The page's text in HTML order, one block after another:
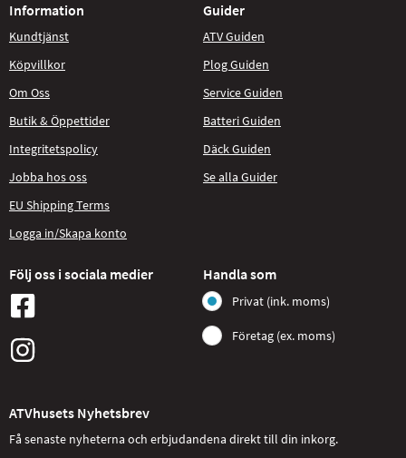
Information
Kundtjänst
Köpvillkor
Om Oss
Butik & Öppettider
Integritetspolicy
Jobba hos oss
EU Shipping Terms
Logga in/Skapa konto
Guider
ATV Guiden
Plog Guiden
Service Guiden
Batteri Guiden
Däck Guiden
Se alla Guider
Följ oss i sociala medier Handla som
Privat (ink. moms)
Företag (ex. moms)
ATVhusets Nyhetsbrev
Få senaste nyheterna och erbjudandena direkt till din inkorg.